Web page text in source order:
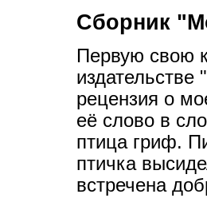
Сборник
Первую свою
рецензия о
её слово в
птица гриф.
птичка
встречена